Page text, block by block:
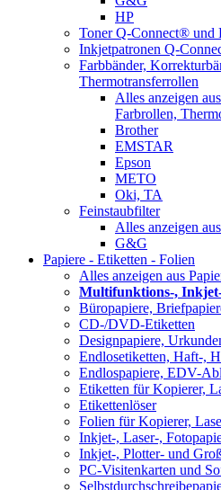
HP
Toner Q-Connect® und
Inkjetpatronen Q-
Farbbänder,
Thermotransferrollen
Alles anzeigen
Farbrollen,
Brother
EMSTAR
Epson
METO
Oki, TA
Feinstaubfilter
Alles anzeigen
G&G
Papiere - Etiketten - Folien
Alles anzeigen aus
Multifunktions-,
Büropapiere,
CD-/DVD-Etiketten
Designpapiere,
Endlosetiketten, Haft-,
Endlospapiere, EDV-
Etiketten für Kopierer,
Etikettenlöser
Folien für Kopierer,
Inkjet-, Laser-,
Inkjet-, Plotter- und
PC-Visitenkarten und